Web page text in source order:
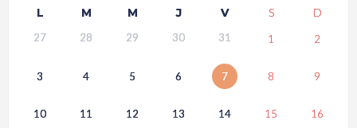
L M M J V S D
27 28 29 30 31 1 2
3 4 5 6 7 8 9
10 11 12 13 14 15 16